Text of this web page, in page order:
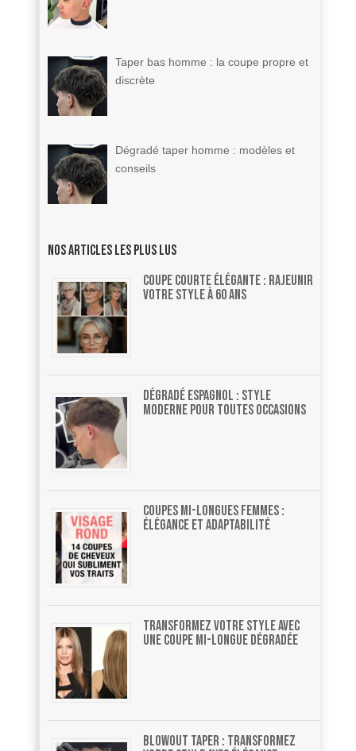
Taper bas homme : la coupe propre et
discrète
Dégradé taper homme : modèles et
conseils
Nos articles les plus lus
Coupe courte élégante : rajeunir
votre style à 60 ans
Dégradé espagnol : style
moderne pour toutes occasions
Coupes mi-longues femmes :
élégance et adaptabilité
Transformez votre style avec
une coupe mi-longue dégradée
Blowout Taper : Transformez